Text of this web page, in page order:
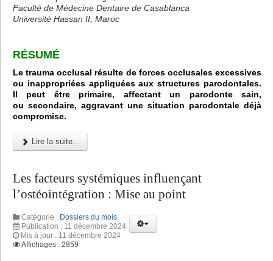
Faculté de Médecine Dentaire de Casablanca
Université Hassan II, Maroc
RÉSUMÉ
Le trauma occlusal résulte de forces occlusales excessives
ou inappropriées appliquées aux structures parodontales.
Il peut être primaire, affectant un parodonte sain,
ou secondaire, aggravant une situation parodontale déjà
compromise.
Lire la suite...
Les facteurs systémiques influençant
l’ostéointégration : Mise au point
Catégorie : Dossiers du mois
Publication : 11 décembre 2024
Mis à jour : 11 décembre 2024
Affichages : 2859